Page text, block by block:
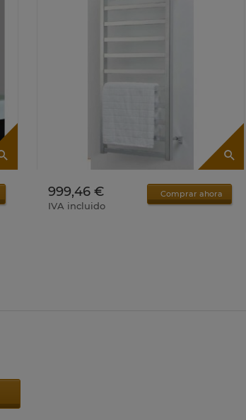
999,46 €
IVA incluido
Comprar ahora